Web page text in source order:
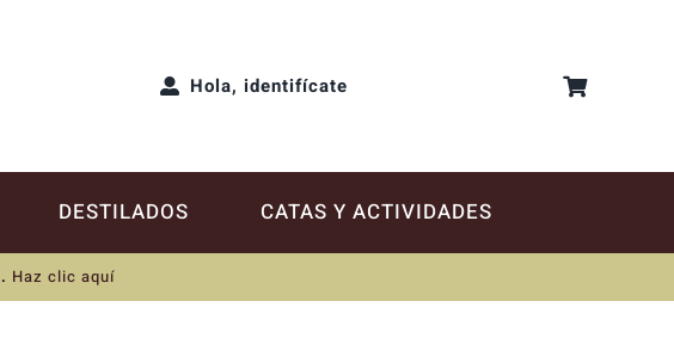
Hola, identifícate
DESTILADOS CATAS Y ACTIVIDADES
. Haz clic aquí